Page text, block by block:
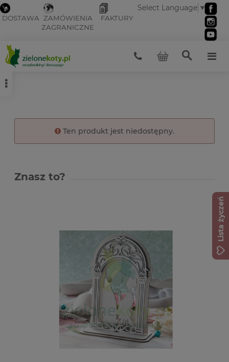
DOSTAWA ZAMÓWIENIA
ZAGRANICZNE
FAKTURY
Select Language ▼
Ten produkt jest niedostępny.
Znasz to?
Lista życzeń